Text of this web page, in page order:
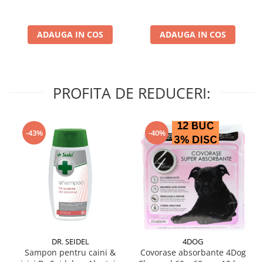
ADAUGA IN COS ADAUGA IN COS
PROFITA DE REDUCERI:
-43%
DR. SEIDEL
Sampon pentru caini &
-40%
4DOG
Covorase absorbante 4Dog